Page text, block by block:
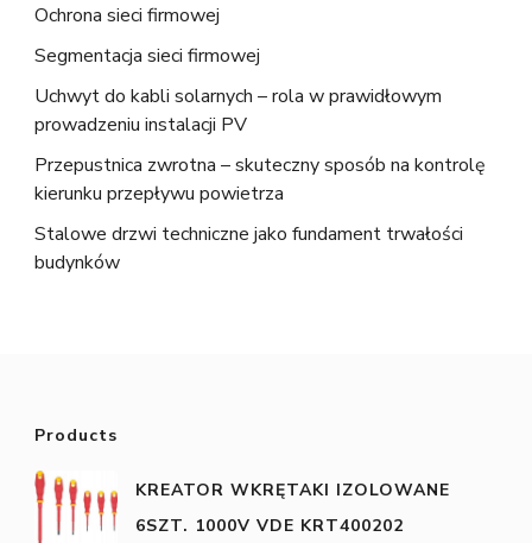
Ochrona sieci firmowej
Segmentacja sieci firmowej
Uchwyt do kabli solarnych – rola w prawidłowym
prowadzeniu instalacji PV
Przepustnica zwrotna – skuteczny sposób na kontrolę
kierunku przepływu powietrza
Stalowe drzwi techniczne jako fundament trwałości
budynków
Products
KREATOR WKRĘTAKI IZOLOWANE
6SZT. 1000V VDE KRT400202